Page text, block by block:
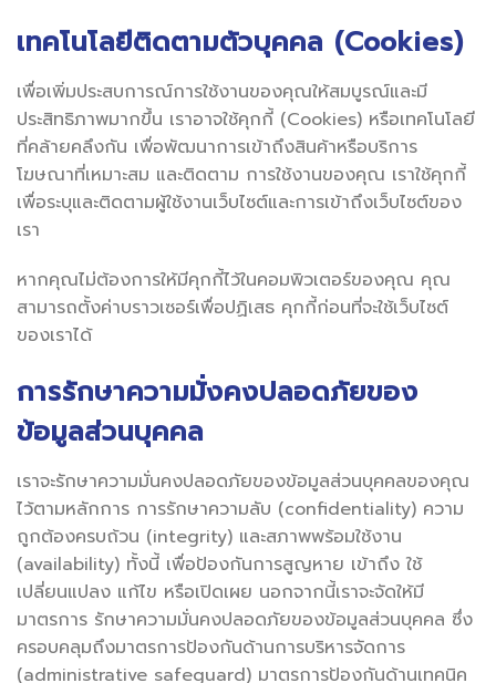
เทคโนโลยีติดตามตัวบุคคล (Cookies)
เพื่อเพิ่มประสบการณ์การใช้งานของคุณให้สมบูรณ์และมี
ประสิทธิภาพมากขึ้น เราอาจใช้คุกกี้ (Cookies) หรือเทคโนโลยี
ที่คล้ายคลึงกัน เพื่อพัฒนาการเข้าถึงสินค้าหรือบริการ
โฆษณาที่เหมาะสม และติดตาม การใช้งานของคุณ เราใช้คุกกี้
เพื่อระบุและติดตามผู้ใช้งานเว็บไซต์และการเข้าถึงเว็บไซต์ของ
เรา
หากคุณไม่ต้องการให้มีคุกกี้ไว้ในคอมพิวเตอร์ของคุณ คุณ
สามารถตั้งค่าบราวเซอร์เพื่อปฏิเสธ คุกกี้ก่อนที่จะใช้เว็บไซต์
ของเราได้
การรักษาความมั่งคงปลอดภัยของ
ข้อมูลส่วนบุคคล
เราจะรักษาความมั่นคงปลอดภัยของข้อมูลส่วนบุคคลของคุณ
ไว้ตามหลักการ การรักษาความลับ (confidentiality) ความ
ถูกต้องครบถ้วน (integrity) และสภาพพร้อมใช้งาน
(availability) ทั้งนี้ เพื่อป้องกันการสูญหาย เข้าถึง ใช้
เปลี่ยนแปลง แก้ไข หรือเปิดเผย นอกจากนี้เราจะจัดให้มี
มาตรการ รักษาความมั่นคงปลอดภัยของข้อมูลส่วนบุคคล ซึ่ง
ครอบคลุมถึงมาตรการป้องกันด้านการบริหารจัดการ
(administrative safeguard) มาตรการป้องกันด้านเทคนิค